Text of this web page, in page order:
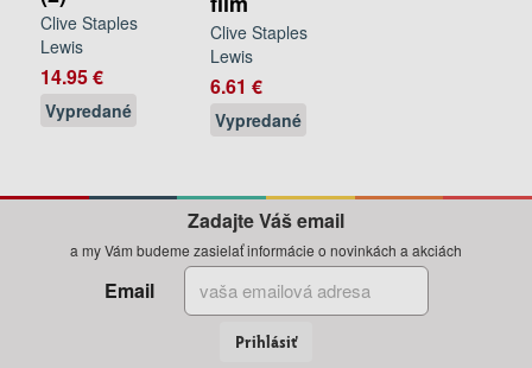
Clive Staples
Lewis
14.95 €
Vypredané
Clive Staples
Lewis
6.61 €
Vypredané
Zadajte Váš email
a my Vám budeme zasielať informácie o novinkách a akciách
Email
Prihlásiť